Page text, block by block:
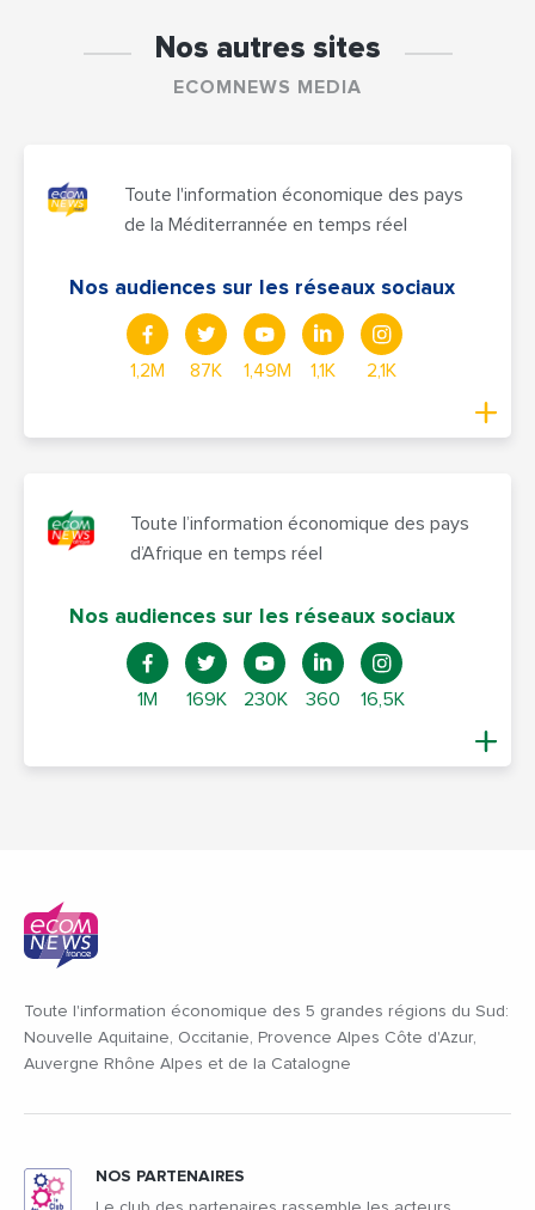
Nos autres sites
ECOMNEWS MEDIA
Toute l'information économique des pays
de la Méditerrannée en temps réel
Nos audiences sur les réseaux sociaux
1,2M 87K 1,49M 1,1K 2,1K
Toute l’information économique des pays
d’Afrique en temps réel
Nos audiences sur les réseaux sociaux
1M 169K 230K 360 16,5K
Toute l'information économique des 5 grandes régions du Sud:
Nouvelle Aquitaine, Occitanie, Provence Alpes Côte d'Azur,
Auvergne Rhône Alpes et de la Catalogne
NOS PARTENAIRES